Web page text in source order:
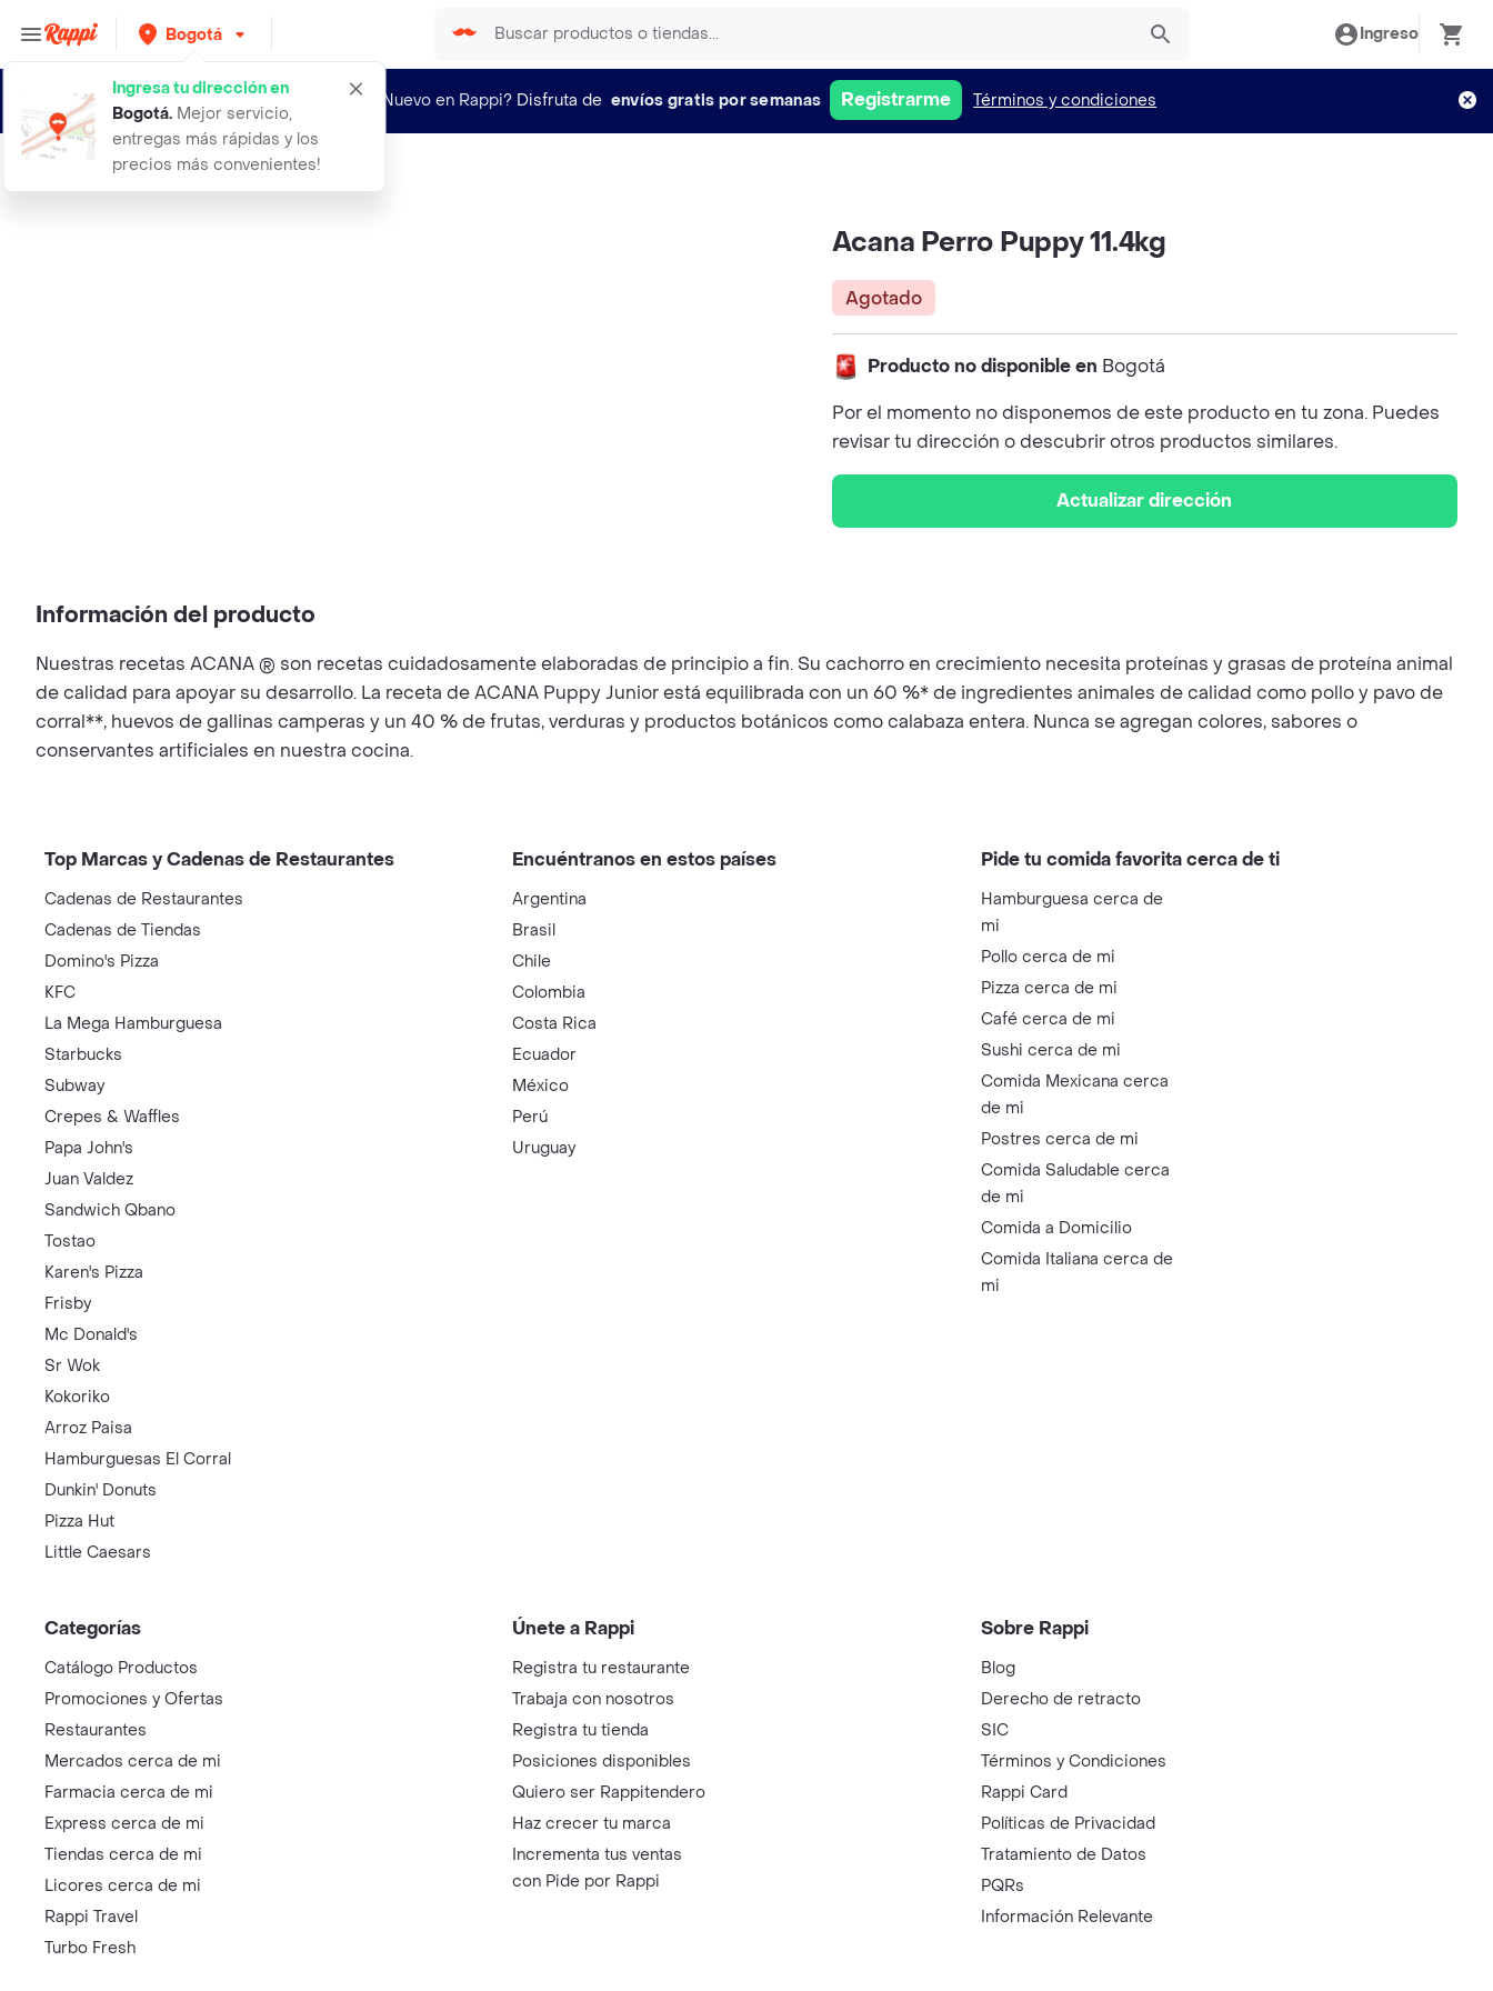
Bogotá
Ingresa tu dirección en
Bogotá. Mejor servicio,
entregas más rápidas y los
precios más convenientes!
Ingreso
¿Nuevo en Rappi? Disfruta de envíos gratis por semanas Registrarme Términos y condiciones
acana perro puppy 114kg
Acana Perro Puppy 11.4kg
Agotado
Producto no disponible en Bogotá
Por el momento no disponemos de este producto en tu zona. Puedes
revisar tu dirección o descubrir otros productos similares.
Actualizar dirección
Información del producto
Nuestras recetas ACANA ® son recetas cuidadosamente elaboradas de principio a fin. Su cachorro en crecimiento necesita proteínas y grasas de proteína animal
de calidad para apoyar su desarrollo. La receta de ACANA Puppy Junior está equilibrada con un 60 %* de ingredientes animales de calidad como pollo y pavo de
corral**, huevos de gallinas camperas y un 40 % de frutas, verduras y productos botánicos como calabaza entera. Nunca se agregan colores, sabores o
conservantes artificiales en nuestra cocina.
Top Marcas y Cadenas de Restaurantes
Cadenas de Restaurantes
Cadenas de Tiendas
Domino's Pizza
KFC
La Mega Hamburguesa
Starbucks
Subway
Crepes & Waffles
Papa John's
Juan Valdez
Sandwich Qbano
Tostao
Karen's Pizza
Frisby
Mc Donald's
Sr Wok
Kokoriko
Arroz Paisa
Hamburguesas El Corral
Dunkin' Donuts
Pizza Hut
Little Caesars
Encuéntranos en estos países
Argentina
Brasil
Chile
Colombia
Costa Rica
Ecuador
México
Perú
Uruguay
Pide tu comida favorita cerca de ti
Hamburguesa cerca de
mi
Pollo cerca de mi
Pizza cerca de mi
Café cerca de mi
Sushi cerca de mi
Comida Mexicana cerca
de mi
Postres cerca de mi
Comida Saludable cerca
de mi
Comida a Domicilio
Comida Italiana cerca de
mi
Categorías
Catálogo Productos
Promociones y Ofertas
Restaurantes
Mercados cerca de mi
Farmacia cerca de mi
Express cerca de mi
Tiendas cerca de mi
Licores cerca de mi
Rappi Travel
Turbo Fresh
Únete a Rappi
Registra tu restaurante
Trabaja con nosotros
Registra tu tienda
Posiciones disponibles
Quiero ser Rappitendero
Haz crecer tu marca
Incrementa tus ventas
con Pide por Rappi
Sobre Rappi
Blog
Derecho de retracto
SIC
Términos y Condiciones
Rappi Card
Políticas de Privacidad
Tratamiento de Datos
PQRs
Información Relevante